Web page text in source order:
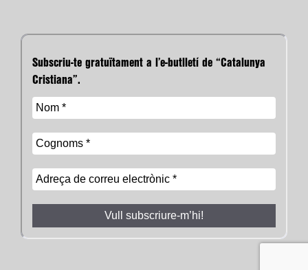
Subscriu-te gratuïtament a l’e-butlletí de “Catalunya
Cristiana”.